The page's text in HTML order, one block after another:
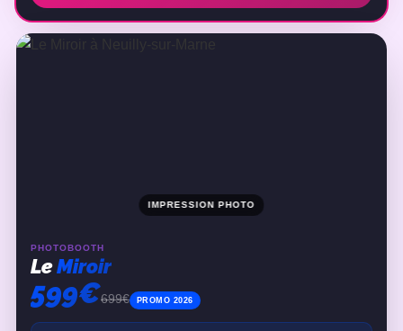
IMPRESSION PHOTO
PHOTOBOOTH
LeMiroir
599€699€ PROMO 2026